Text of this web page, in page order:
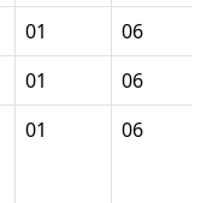
01
06
01
06
01 06